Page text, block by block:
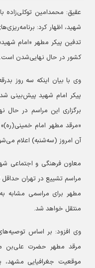
عقیق: محمدامین توکلی‌زاده
شهید، اظهار کرد:
تدفین پیکر مطهر «امام
کشور در حال نهایی‌شدن است.
پیکر امام شهید پیش‌بینی
برگزاری این مراسم در حال
«مرقد مطهر امام
آن امروز (سه‌شنبه) اعلام
معاون فرهنگی و اجتماعی
مطهر برای مراسمی مشابه
منتقل خواهد شد.
وی افزود: بر اساس
مرقد مطهر حضرت علی‌بن
موقعیت جغرافیایی مشهد،